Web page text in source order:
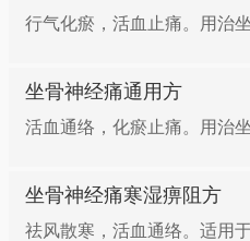
行气化瘀，活血止痛。用治
坐骨神经痛通用方
活血通络，化瘀止痛。用治
坐骨神经痛寒湿痹阻方
祛风散寒，活血通络。适用